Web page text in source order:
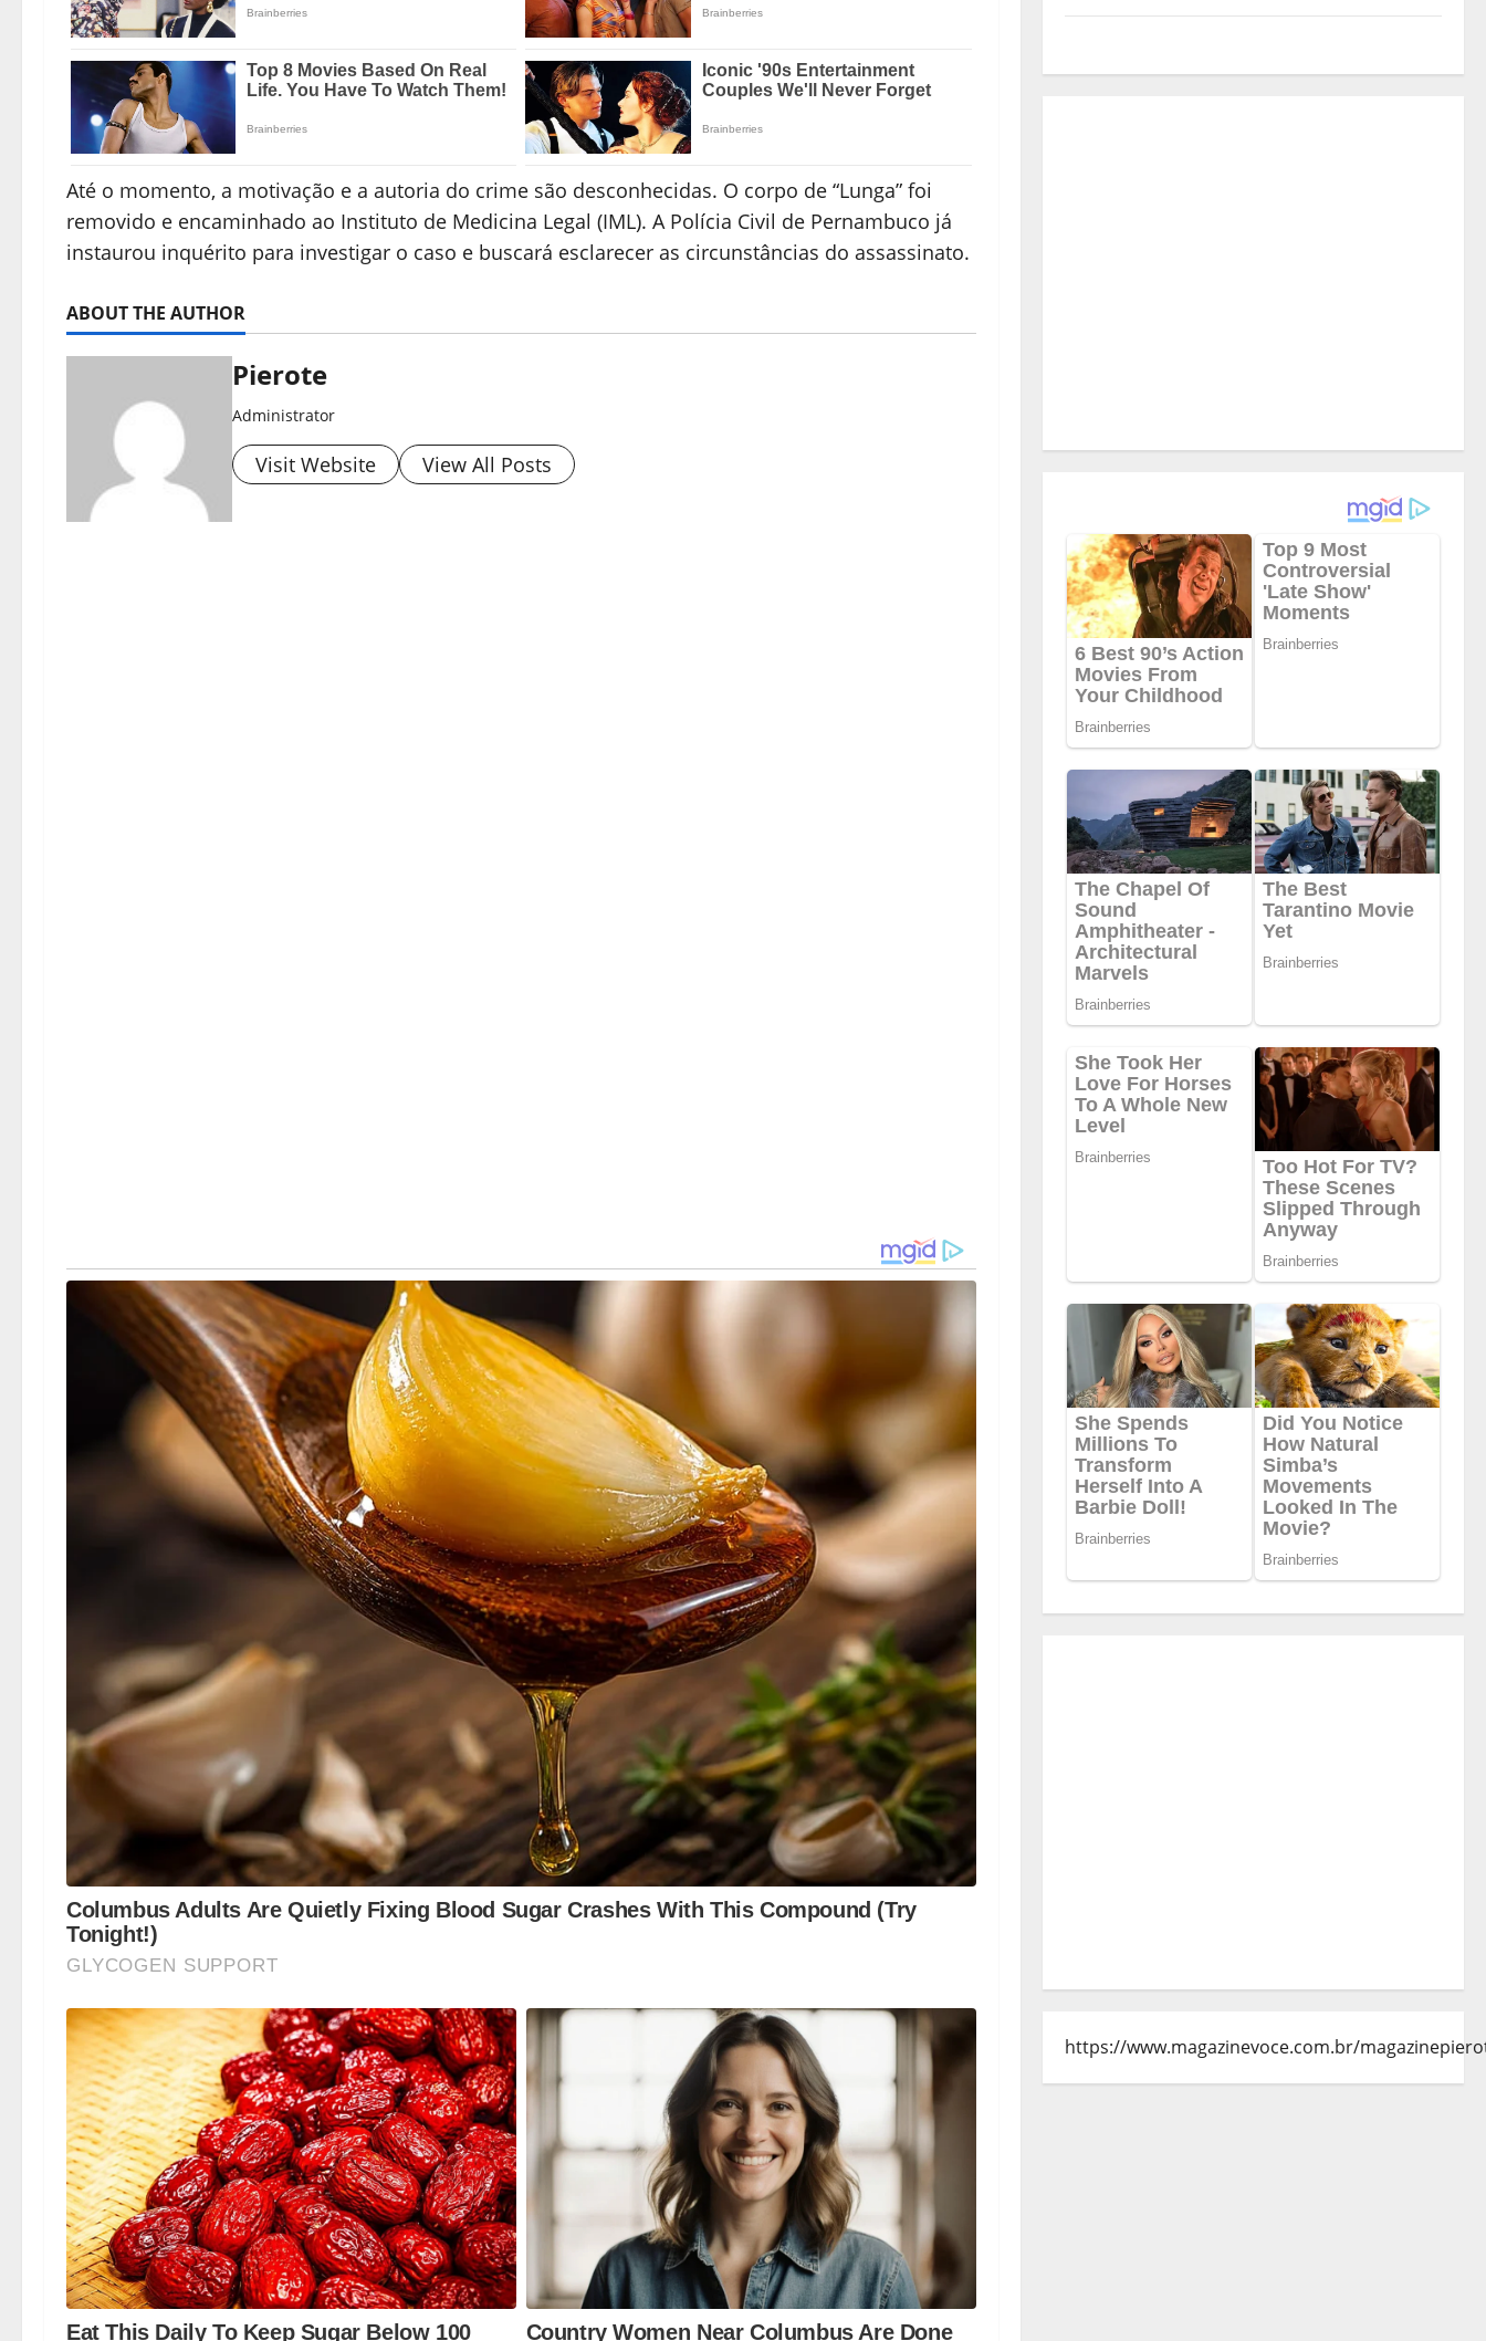
Até o momento, a motivação e a autoria do crime são desconhecidas. O corpo de “Lunga” foi
removido e encaminhado ao Instituto de Medicina Legal (IML). A Polícia Civil de Pernambuco já
instaurou inquérito para investigar o caso e buscará esclarecer as circunstâncias do assassinato.
ABOUT THE AUTHOR
Pierote
Administrator
Visit Website View All Posts
https://www.magazinevoce.com.br/